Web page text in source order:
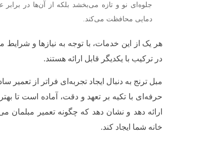
جلوه‌ای نو و تازه می‌بخشد بلکه از آن‌ها در
دمایی محافظت می‌کند.
هر یک از این خدمات، با توجه به نیازها و شرایط
در ترکیب با یکدیگر قابل ارائه هستند.
مبل ترنج به دنبال ایجاد تجربه‌ای فراتر از
حرفه‌ای با تکیه بر تعهد و دقت، آماده است تا
ارائه دهد و نشان دهد که چگونه تعمیر مبلمان
خانه شما ایجاد کند.